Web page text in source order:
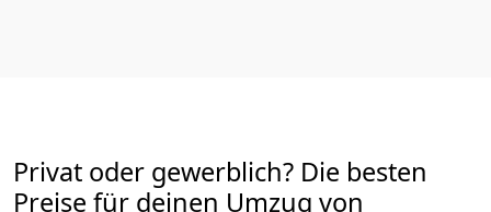
Privat oder gewerblich? Die besten
Preise für deinen Umzug von